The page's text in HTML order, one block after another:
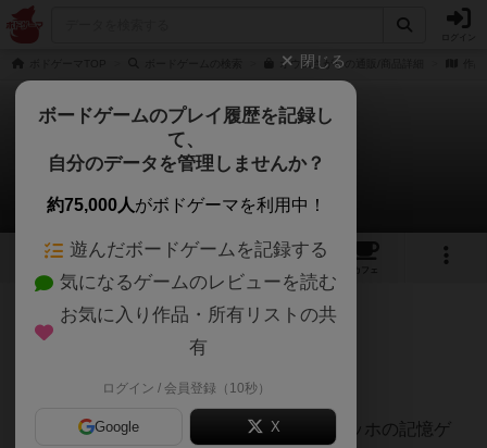
オウムさがしの通販/商品詳細
オウムさがし
白州さんのレビュー
2 2
カフェ
58名 0名 0 約1年前
レーティングが非公開に設定されたユーザー
メビウス便新作。最近多い若干ゆるいツォッホの記憶ゲ
閉じる
ボードゲームのプレイ履歴を記録し
て、
自分のデータを管理しませんか？
約75,000人がボドゲーマを利用中！
遊んだボードゲームを記録する
気になるゲームのレビューを読む
お気に入り作品・所有リストの共
有
ログイン / 会員登録（10秒）
Google X